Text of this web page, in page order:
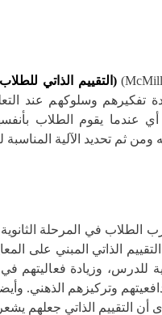
(التقييم الذاتي
تفكيرهم وسلوكهم عند
عندما يقوم الطلاب
ومن ثم تحديد الآلية
في المرحلة الثانوية
الذاتي المبني على
للدرس، وزيادة فعاليتهم
وتركيزهم الذهني.
التقييم الذاتي جعلهم